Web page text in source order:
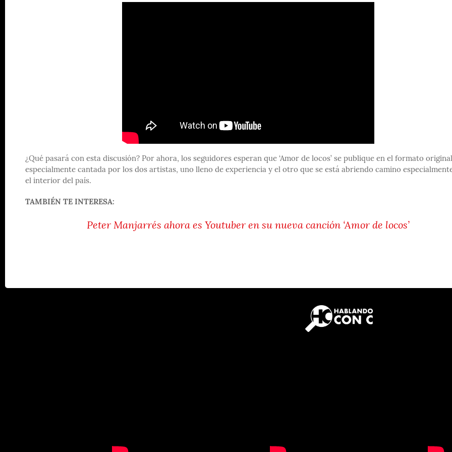
¿Qué pasará con esta discusión? Por ahora, los seguidores esperan que ‘Amor de locos’ se publique en el formato
especialmente cantada por los dos artistas, uno lleno de experiencia y el otro que se está abriendo camino
el interior del país.
TAMBIÉN TE INTERESA:
Peter Manjarrés ahora es Youtuber en su nueva canción ‘Amor de locos’